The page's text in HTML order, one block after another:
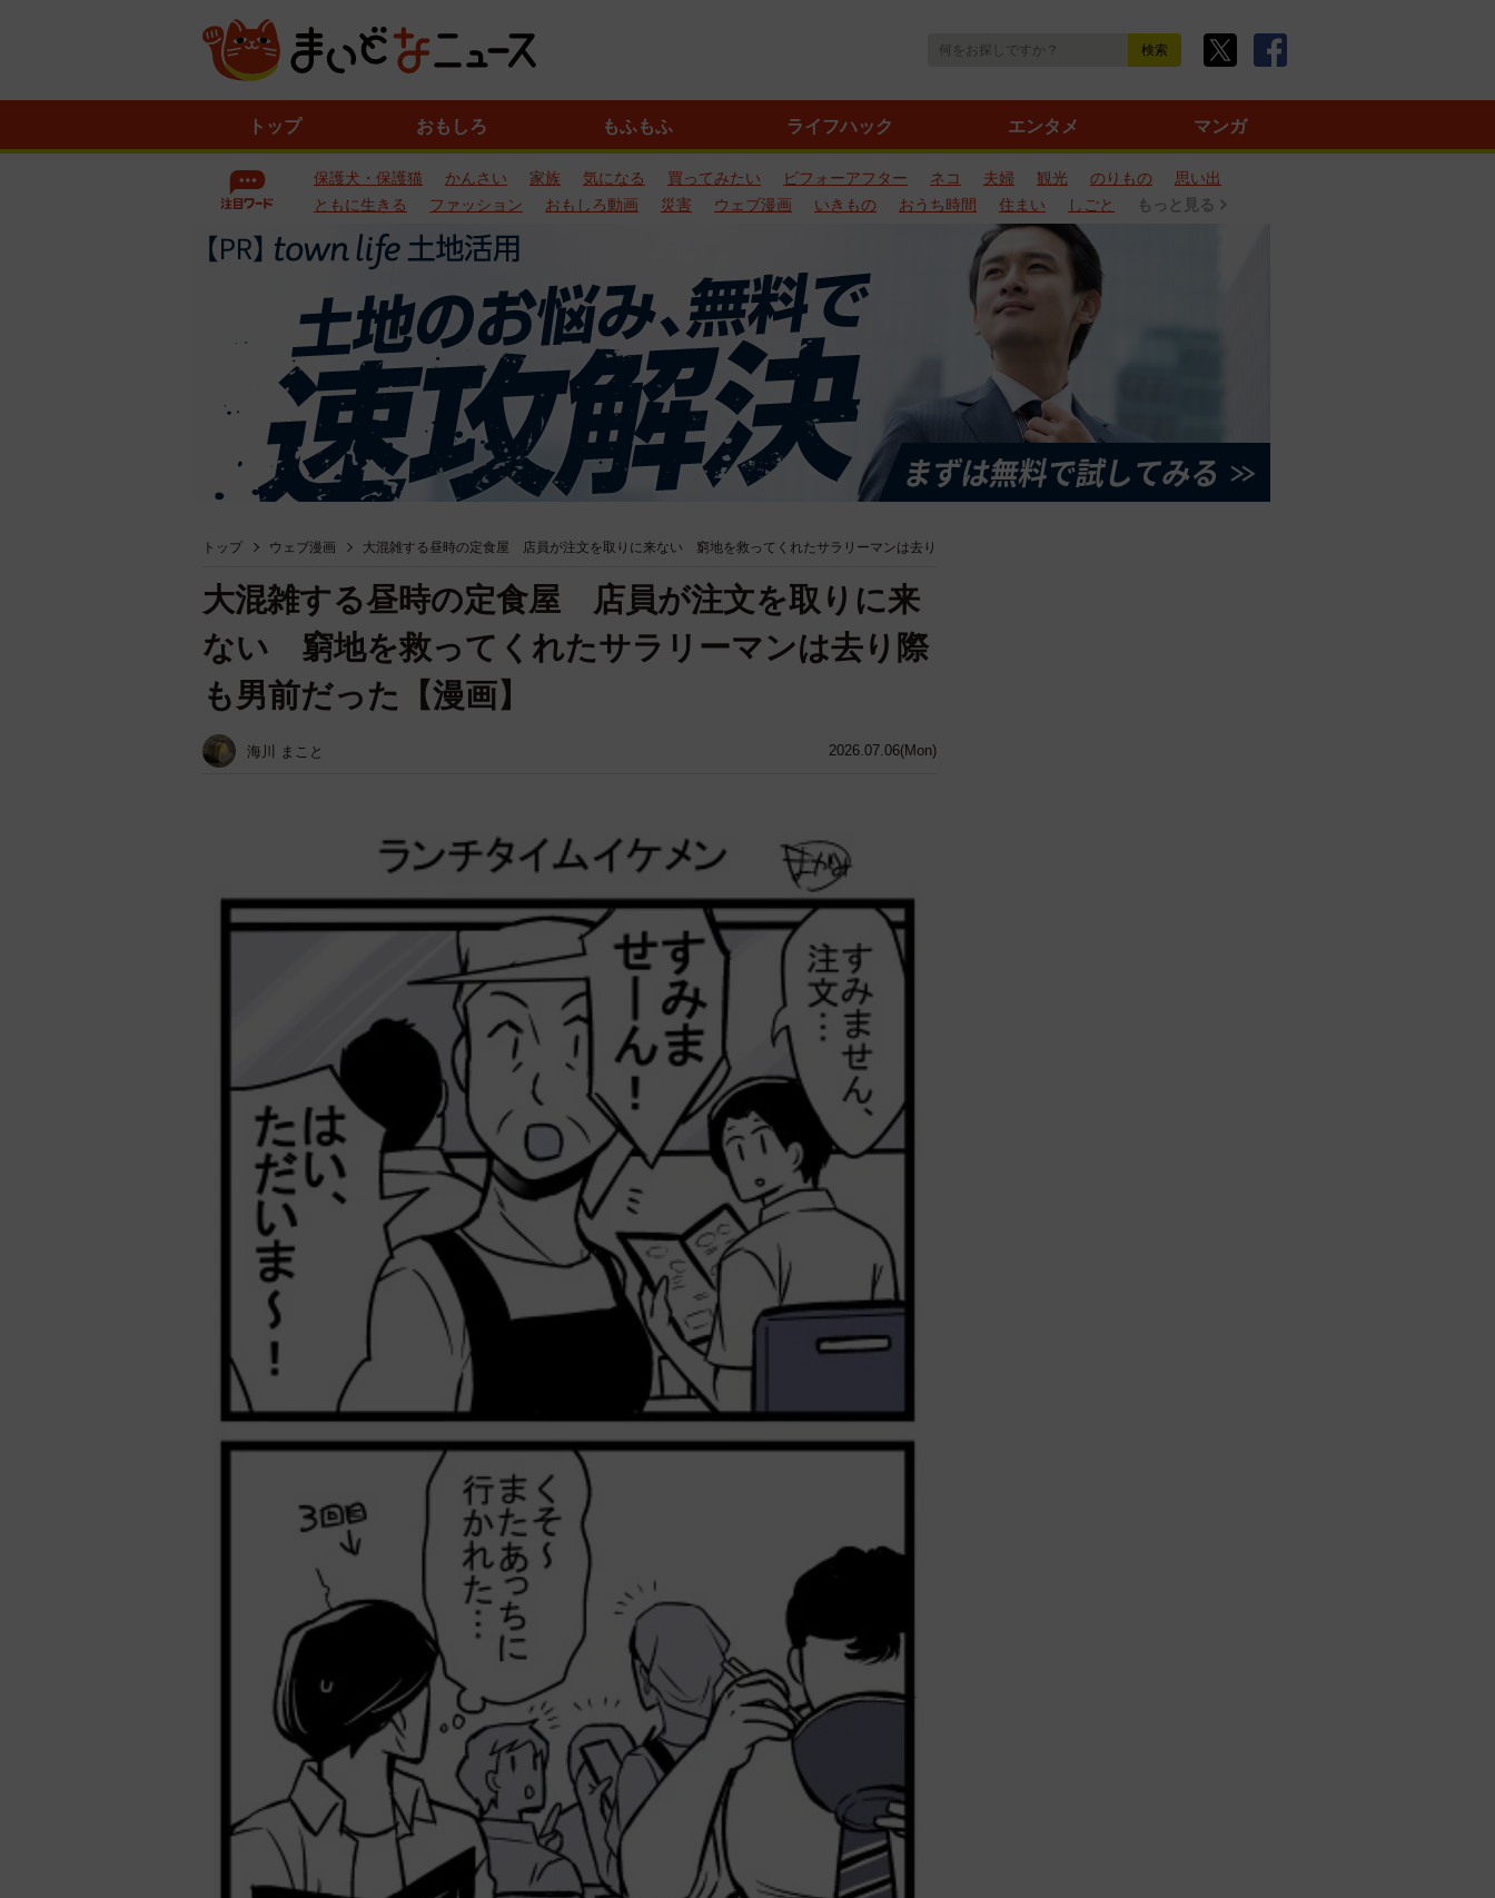
トップ おもしろ もふもふ ライフハック エンタメ マンガ
保護犬・保護猫 かんさい 家族 気になる 買ってみたい ビフォーアフター ネコ 夫婦 観光 のりもの
思い出
ともに生きる
ファッション おもしろ動画 災害 ウェブ漫画 いきもの おうち時間 住まい しごと もっと見る
トップ ウェブ漫画 大混雑する昼時の定食屋 店員が注文を取りに来ない 窮地を救ってくれたサラリーマンは去り
2026.07.06(Mon)
大混雑する昼時の定食屋 店員が注文を取りに来
ない 窮地を救ってくれたサラリーマンは去り際
も男前だった【漫画】
海川 まこと